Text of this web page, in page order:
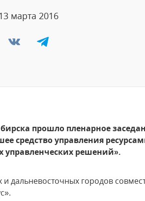
13 марта 2016
прошло пленарное
средство управления
управленческих решений».
дальневосточных городов